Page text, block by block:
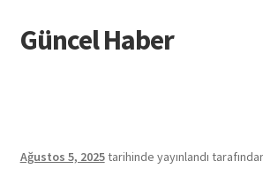
Dolaşıma
geç
İçeriğe
geç
Güncel Haber
Ağustos 5, 2025tarihinde yayınlandı